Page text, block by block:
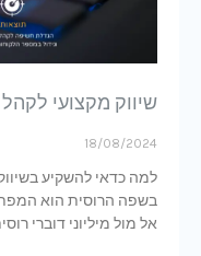
שיווק מקצועי לקהל
18/08/2024
למה כדאי להשקיע בשיווק
בשפה הרוסית הוא המפתח
אל מול מיליוני דוברי רוסית